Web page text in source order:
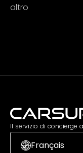
altro
Il servizio di concierge
Français